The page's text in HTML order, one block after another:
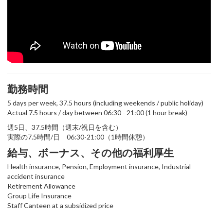
勤務時間
5 days per week, 37.5 hours (including weekends / public holiday)
Actual 7.5 hours / day between 06:30 - 21:00 (1 hour break)
週5日、37.5時間（週末/祝日を含む）
実際の7.5時間/日 06:30-21:00（1時間休憩）
給与、ボーナス、その他の福利厚生
Health insurance, Pension, Employment insurance, Industrial
accident insurance
Retirement Allowance
Group Life Insurance
Staff Canteen at a subsidized price